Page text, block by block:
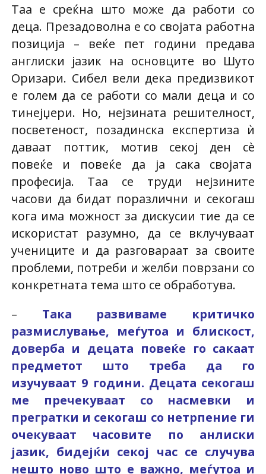
Таа е среќна што може да работи со
деца. Презадоволна е со својата работна
позиција – веќе пет години предава
англиски јазик на основците во Шуто
Оризари. Сибел вели дека предизвикот
е голем да се работи со мали деца и со
тинејџери. Но, нејзината решителност,
посветеност, позадинска експертиза ѝ
даваат поттик, мотив секој ден сè
повеќе и повеќе да ја сака својата
професија. Таа се труди нејзините
часови да бидат поразлични и секогаш
кога има можност за дискусии тие да се
искористат разумно, да се вклучуваат
учениците и да разговараат за своите
проблеми, потреби и желби поврзани со
конкретната тема што се обработува.
– Така развиваме критичко
размислување, меѓутоа и блискост,
доверба и децата повеќе го сакаат
предметот што треба да го
изучуваат 9 години. Децата секогаш
ме пречекуваат со насмевки и
прегратки и секогаш со нетрпение ги
очекуваат часовите по анлиски
јазик, бидејќи секој час се случува
нешто ново што е важно, меѓутоа и